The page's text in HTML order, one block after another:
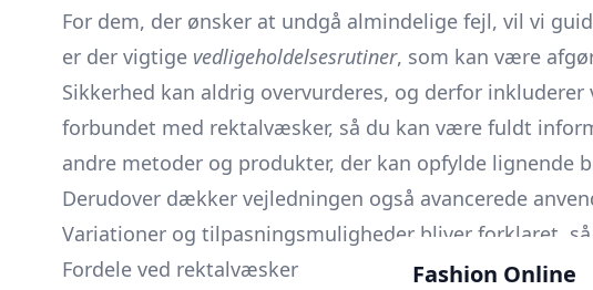
For dem, der ønsker at undgå almindelige fejl, vil vi
er der vigtige vedligeholdelsesrutiner, som kan være
Sikkerhed kan aldrig overvurderes, og derfor
forbundet med rektalvæsker, så du kan være fuldt
andre metoder og produkter, der kan opfylde lignende
Derudover dækker vejledningen også avancerede
Variationer og tilpasningsmuligheder bliver forklaret,
Fordele ved rektalvæsker
Fashion Online